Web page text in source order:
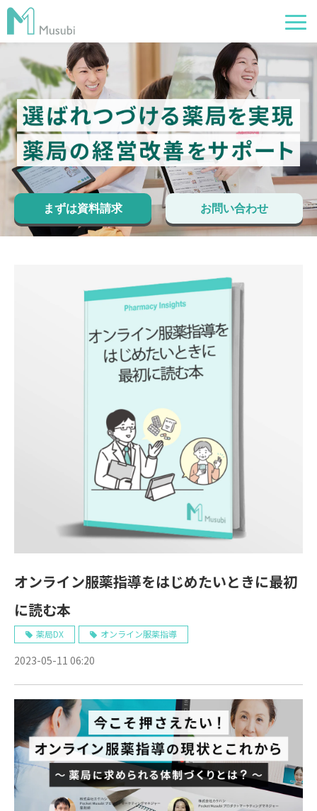
電子薬歴
服薬フォロー
経営管理
AI在庫管理
事例
サポート・価格
まずは資料請求 お問い合わせ
オンライン服薬指導をはじめたいときに最初
に読む本
薬局DX オンライン服薬指導
2023-05-11 06:20